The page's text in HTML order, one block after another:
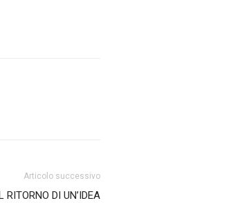
Articolo successivo
RITORNO DI UN’IDEA